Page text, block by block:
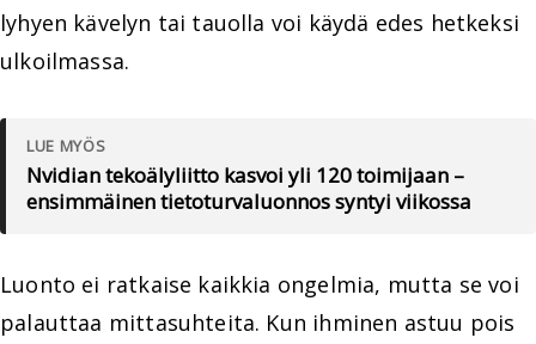
lyhyen kävelyn tai tauolla voi käydä edes hetkeksi
ulkoilmassa.
LUE MYÖS
Nvidian tekoälyliitto kasvoi yli 120 toimijaan –
ensimmäinen tietoturvaluonnos syntyi viikossa
Luonto ei ratkaise kaikkia ongelmia, mutta se voi
palauttaa mittasuhteita. Kun ihminen astuu pois